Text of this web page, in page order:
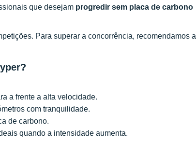
que desejam progredir sem placa de carbono
Para superar a concorrência, recomendamos a
a frente a alta velocidade.
com tranquilidade.
de carbono.
quando a intensidade aumenta.